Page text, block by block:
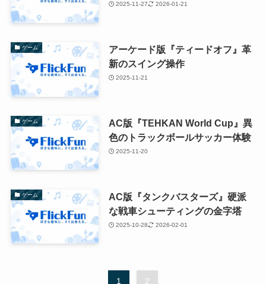
2025-11-27 2026-01-21
ゲーム
アーケード版『ティードオフ』革
新のスイング操作
2025-11-21
ゲーム
AC版『TEHKAN World Cup』異
色のトラックボールサッカー体験
2025-11-20
ゲーム
AC版『タンクバスターズ』硬派
な戦車シューティングの金字塔
2025-10-28 2026-02-01
1 2